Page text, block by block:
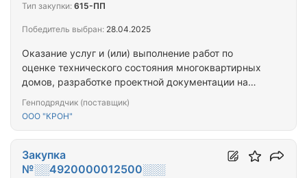
Оказание услуг и (или) выполнение работ по
оценке технического состояния многоквартирных
домов, разработке проектной документации на
имущества многоквартирных домов,
многоквартирных домов (ПРОЕКТ+СМР)
(г.Мурманск_4МКД)
Генподрядчик (поставщик)
ООО "КРОН"
Тип закупки: 615-ПП
Победитель выбран: 28.04.2025
Закупка
№░░4920000012500░░░